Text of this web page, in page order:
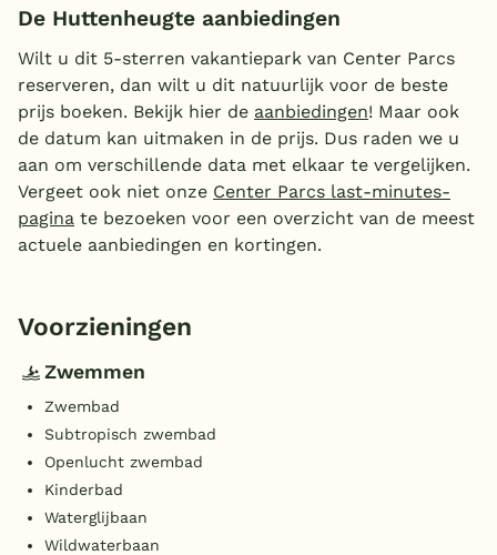
De Huttenheugte aanbiedingen
Wilt u dit 5-sterren vakantiepark van Center Parcs
reserveren, dan wilt u dit natuurlijk voor de beste
prijs boeken. Bekijk hier de aanbiedingen! Maar ook
de datum kan uitmaken in de prijs. Dus raden we u
aan om verschillende data met elkaar te vergelijken.
Vergeet ook niet onze Center Parcs last-minutes-
pagina te bezoeken voor een overzicht van de meest
actuele aanbiedingen en kortingen.
Voorzieningen
Zwemmen
Zwembad
Subtropisch zwembad
Openlucht zwembad
Kinderbad
Waterglijbaan
Wildwaterbaan